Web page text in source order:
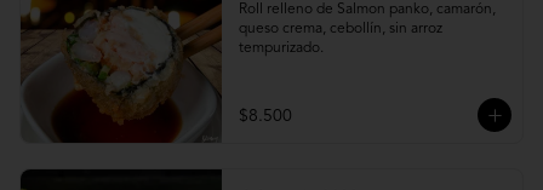
Roll relleno de Salmon panko, camarón,
queso crema, cebollín, sin arroz
tempurizado.
$8.500